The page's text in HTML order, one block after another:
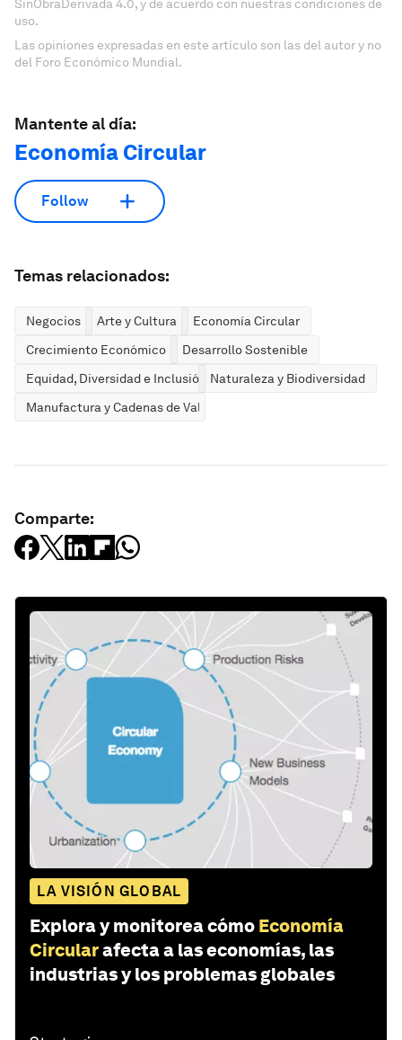
SinObraDerivada 4.0, y de acuerdo con nuestras condiciones de
uso.
Las opiniones expresadas en este artículo son las del autor y no
del Foro Económico Mundial.
Mantente al día:
Economía Circular
Follow
Temas relacionados:
Negocios Arte y Cultura
Economía Circular
Crecimiento Económico
Desarrollo Sostenible
Equidad, Diversidad e Inclusión
Naturaleza y Biodiversidad
Manufactura y Cadenas de Valor
Comparte:
LA VISIÓN GLOBAL
Explora y monitorea cómo Economía
Circularafecta a las economías, las
industrias y los problemas globales